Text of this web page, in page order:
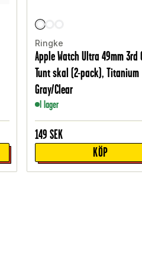
Ringke
Apple Watch Ultra 49mm 3rd
Tunt skal (2-pack), Titanium
Gray/Clear
I lager
149 SEK
KÖP